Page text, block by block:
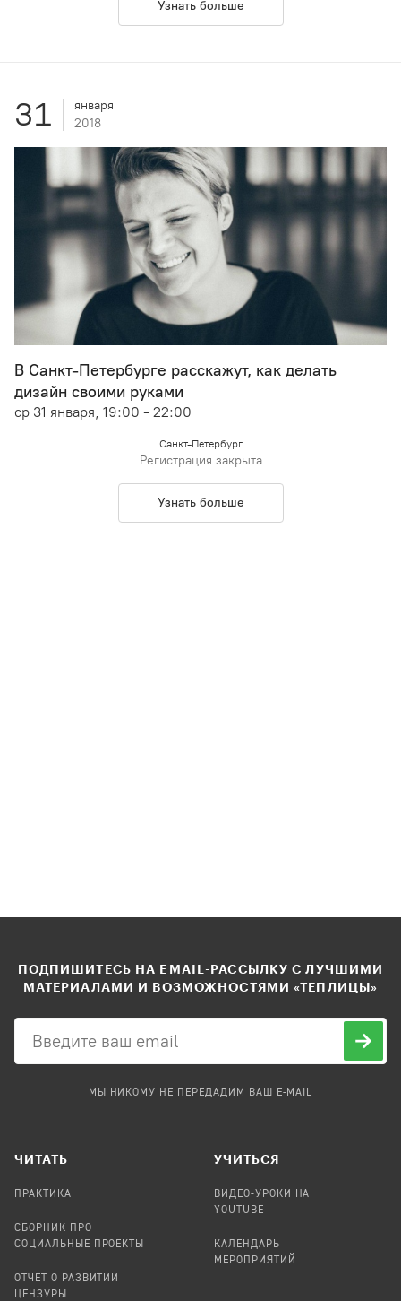
Узнать больше
31
января
2018
В Санкт-Петербурге расскажут, как делать
дизайн своими руками
ср 31 января, 19:00 - 22:00
Санкт-Петербург
Регистрация закрыта
Узнать больше
ПОДПИШИТЕСЬ НА EMAIL-РАССЫЛКУ С ЛУЧШИМИ
МАТЕРИАЛАМИ И ВОЗМОЖНОСТЯМИ «ТЕПЛИЦЫ»
МЫ НИКОМУ НЕ ПЕРЕДАДИМ ВАШ E-MAIL
ЧИТАТЬ
ПРАКТИКА
СБОРНИК ПРО
СОЦИАЛЬНЫЕ ПРОЕКТЫ
ОТЧЕТ О РАЗВИТИИ
ЦЕНЗУРЫ
УЧИТЬСЯ
ВИДЕО-УРОКИ НА
YOUTUBE
КАЛЕНДАРЬ
МЕРОПРИЯТИЙ